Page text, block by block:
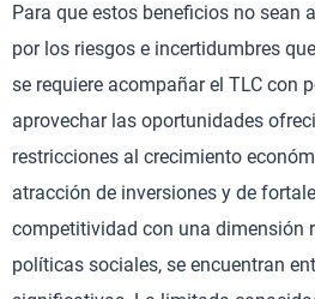
Para que estos beneficios no sean
por los riesgos e incertidumbres
se requiere acompañar el TLC con
aprovechar las oportunidades
restricciones al crecimiento
atracción de inversiones y de
competitividad con una dimensión
políticas sociales, se encuentran